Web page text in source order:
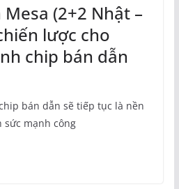
(2+2 Nhật –
lược cho
chip bán dẫn
bán dẫn sẽ tiếp tục là nền
mạnh công